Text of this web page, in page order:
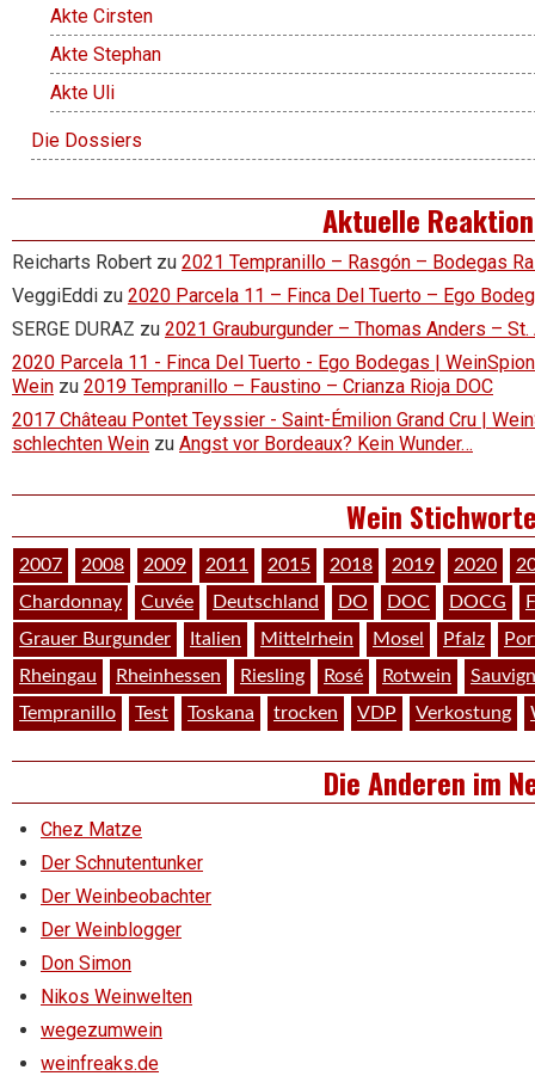
Akte Cirsten
Akte Stephan
Akte Uli
Die Dossiers
Aktuelle
Reicharts Robert zu 2021 Tempranillo – Rasgón – Bodegas
VeggiEddi zu 2020 Parcela 11 – Finca Del Tuerto – Ego
SERGE DURAZ zu 2021 Grauburgunder – Thomas Anders – St.
2020 Parcela 11 - Finca Del Tuerto - Ego Bodegas |
Wein zu 2019 Tempranillo – Faustino – Crianza Rioja DOC
2017 Château Pontet Teyssier - Saint-Émilion Grand Cru |
schlechten Wein zu Angst vor Bordeaux? Kein Wunder…
Wein
2007 2008 2009 2011 2015 2018 2019 2020
Chardonnay
Cuvée Deutschland DO DOC DOCG
Grauer Burgunder
Italien Mittelrhein Mosel Pfalz
Rheingau
Rheinhessen Riesling Rosé Rotwein
Tempranillo
Test Toskana trocken VDP Verkostung
Die Anderen im
Chez Matze
Der Schnutentunker
Der Weinbeobachter
Der Weinblogger
Don Simon
Nikos Weinwelten
wegezumwein
weinfreaks.de